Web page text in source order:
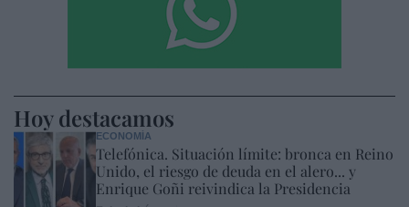
Hoy destacamos
ECONOMÍA
Telefónica. Situación límite: bronca en Reino
Unido, el riesgo de deuda en el alero... y
Enrique Goñi reivindica la Presidencia